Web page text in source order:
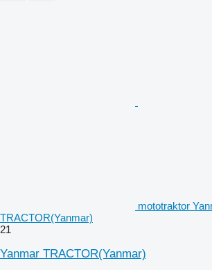
mototraktor
TRACTOR(Yanmar)
21
Yanmar TRACTOR(Yanmar)